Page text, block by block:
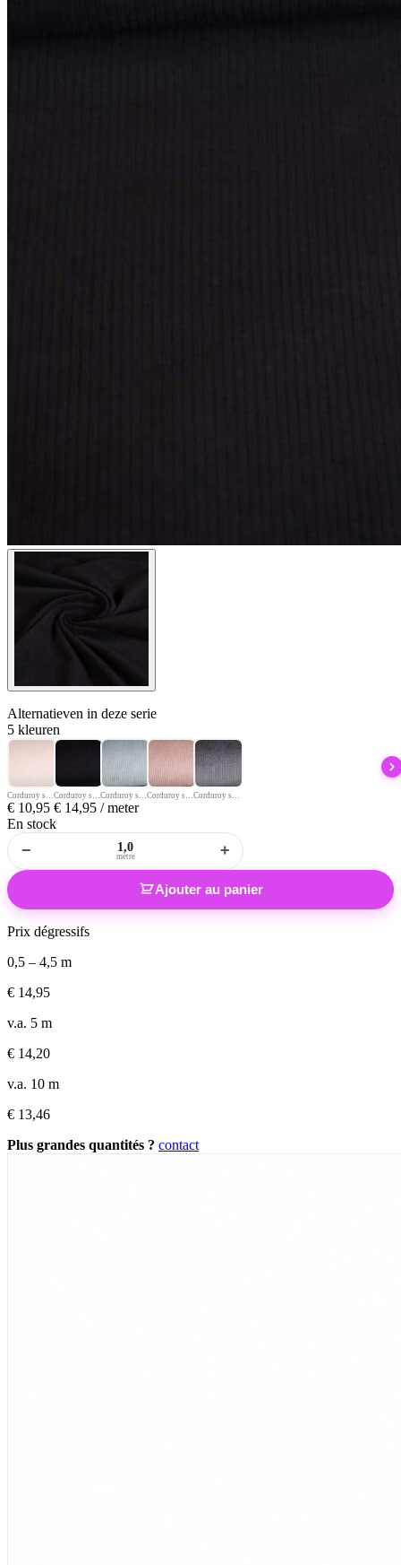
Alternatieven in deze serie
5 kleuren
€ 10,95 € 14,95 / meter
En stock
− mètre +
Ajouter au panier
Prix dégressifs
0,5 – 4,5 m
€ 14,95
v.a. 5 m
€ 14,20
v.a. 10 m
€ 13,46
Plus grandes quantités ? contact